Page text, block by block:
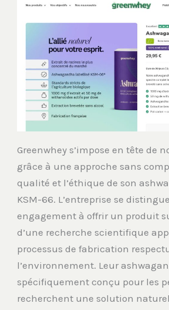
Greenwhey s’impose en tête de
grâce à une approche sans
qualité et l’éthique de son
KSM-66. L’entreprise se
engagement à offrir un produit
d’une recherche scientifique
processus de fabrication
l’environnement. Leur
spécifiquement conçu pour les
recherchent une solution